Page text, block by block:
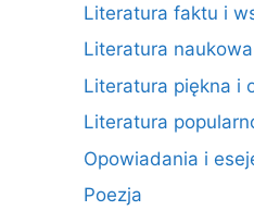
Literatura faktu i
Literatura
Literatura piękna i
Literatura
Opowiadania i
Poezja